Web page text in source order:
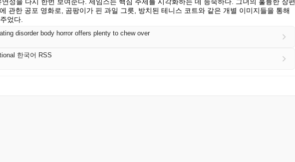
관한 공포 영화로, 곰팡이가 핀 과일 그릇, 방치된 테니스 코트와 같은 개별 이미지들을 통해
었다.
disorder body horror offers plenty to chew over
한국어 RSS